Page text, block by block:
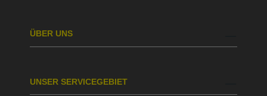
ÜBER UNS
UNSER SERVICEGEBIET